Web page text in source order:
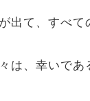
出て、すべ
は、幸いで